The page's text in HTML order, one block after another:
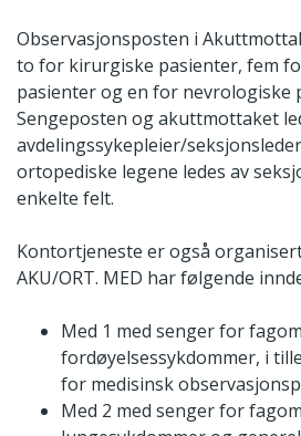
Observasjonsposten i
to for kirurgiske pasienter, fem
pasienter og en for nevrologiske
Sengeposten og akuttmottaket
avdelingssykepleier/
ortopediske legene ledes av
enkelte felt.
Kontortjeneste er også
AKU/ORT. MED har følgende
Med 1 med senger for
fordøyelsessykdommer, i
for medisinsk
Med 2 med senger for